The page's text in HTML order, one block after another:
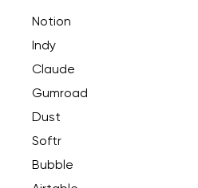
Notion
Indy
Claude
Gumroad
Dust
Softr
Bubble